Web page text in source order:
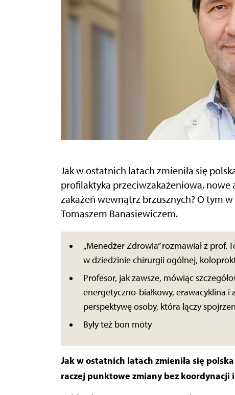
Jak w ostatnich latach zmieniła się
profilaktyka przeciwzakażeniowa,
zakażeń wewnątrz brzusznych? O tym
Tomaszem Banasiewiczem.
„Menedżer Zdrowia” rozmawiał z
w dziedzinie chirurgii ogólnej,
Profesor, jak zawsze, mówiąc
energetyczno-białkowy, erawacyklina
perspektywę osoby, która łączy
Były też bon moty
Jak w ostatnich latach zmieniła się
raczej punktowe zmiany bez